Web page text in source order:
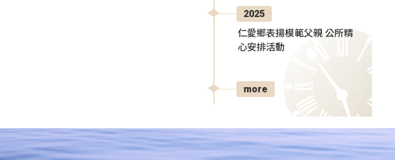
2025
仁愛鄉表揚模範父親 公所精
心安排活動
more